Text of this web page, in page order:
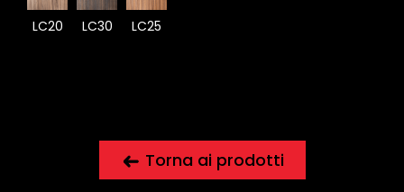
LC20 LC30 LC25
Torna ai prodotti